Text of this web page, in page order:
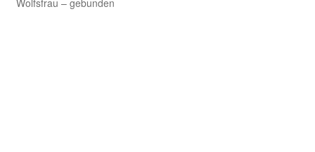
Widerrufsbelehrung